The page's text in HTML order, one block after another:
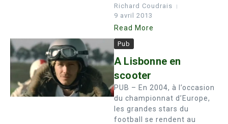
Richard Coudrais
9 avril 2013
Read More
Pub
A Lisbonne en
scooter
PUB – En 2004, à l’occasion
du championnat d’Europe,
les grandes stars du
football se rendent au